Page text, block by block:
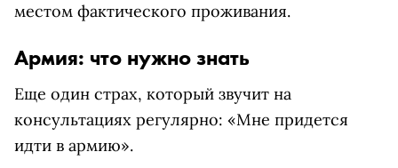
местом фактического проживания.
Армия: что нужно знать
Еще один страх, который звучит на
консультациях регулярно: «Мне придется
идти в армию».